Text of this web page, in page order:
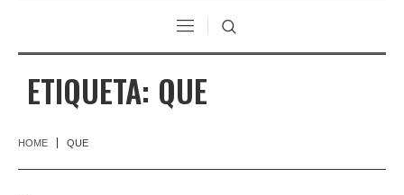
ETIQUETA: QUE
HOME QUE